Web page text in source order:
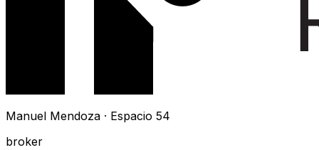
Manuel Mendoza · Espacio 54
broker